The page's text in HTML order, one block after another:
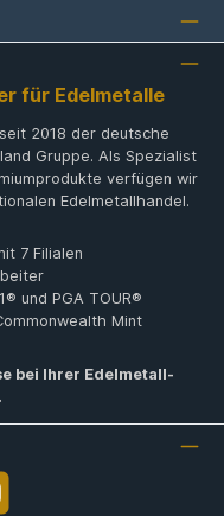
für Edelmetalle
2018 der deutsche
Gruppe. Als Spezialist
verfügen wir
Edelmetallhandel.
7 Filialen
und PGA TOUR®
Mint
bei Ihrer Edelmetall-